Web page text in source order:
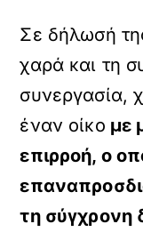
Σε δήλωσή
χαρά και τη
συνεργασία,
έναν οίκο με
επιρροή, ο
τη σύγχρονη